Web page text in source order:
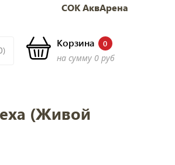
СОК АквАрена
Корзина 0
на сумму 0 руб
(Живой